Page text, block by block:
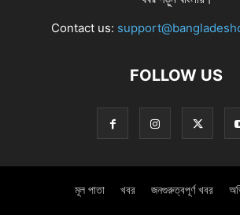
Contact us:
FOLLOW US
মূল পাতা খবর জনগুরুত্বপূর্ণ খবর